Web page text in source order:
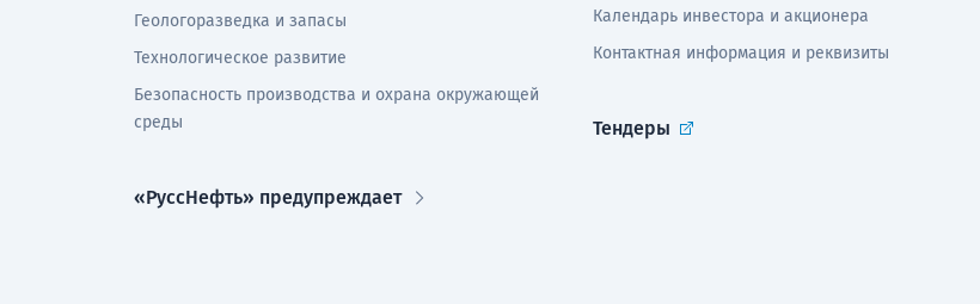
Геологоразведка и запасы
Технологическое развитие
Безопасность производства и охрана окружающей
среды
«РуссНефть» предупреждает
Календарь инвестора и акционера
Контактная информация и реквизиты
Тендеры